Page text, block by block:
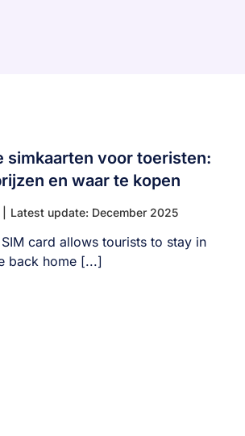
simkaarten voor toeristen:
en waar te kopen
Latest update: December 2025
card allows tourists to stay in
back home [...]